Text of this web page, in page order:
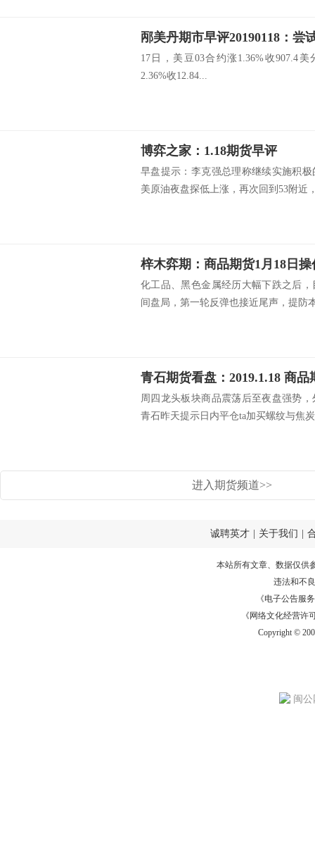
邴美丹期市早评20190118：尝
17日，美豆03合约涨1.36%收907.4
2.36%收12.84...
博弈之家：1.18期货早评
早盘提示：李克强总理称继续实施积
美原油夜盘探低上涨，再次回到53附近
梓木弈期：商品期货1月18日
化工品、黑色金属经历大幅下跌之后
间盘局，第一轮反弹也接近尾声，提防
青石期货看盘：2019.1.18 商品
周四龙头板块商品震荡后至夜盘强势
青石昨天提示日内平仓ta加买螺纹与焦
进入期货频道>>
诚聘英才 关于我们
本站所有文章、数据仅供
违法和不
《电子公告服务
《网络文化经营许
Copyright ©
闽公